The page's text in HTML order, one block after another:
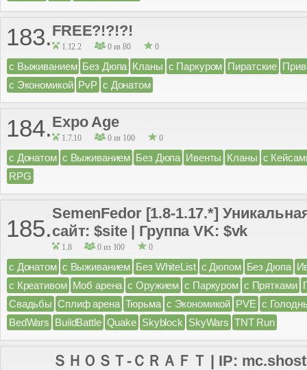
183.FREE?!?!?!
1.12.2 0 из 80 0
с Выживанием Без Дюпа Кланы с Паркуром Пиратские
с Экономикой PvP с Донатом
184.Expo Age
1.7.10 0 из 100 0
с Донатом с Выживанием Без Дюпа Ивенты Кланы с
RPG
185.
SemenFedor [1.8-1.17.*]
сайт: $site | Группа VK: $vk
1.8 0 из 100 0
с Донатом с Выживанием Без WhiteList с Дюпом Без Дюпа
с Креативом Моб арена с Оружием с Паркуром с Прятками
Свадьбы Сплиф арена Тюрьма с Экономикой PVE с
BedWars BuildBattle Quake Skyblock SkyWars TNT Run
ＳＨＯＳＴ-ＣＲＡＦＴ | IP: